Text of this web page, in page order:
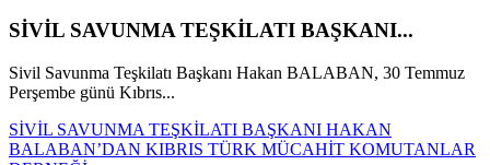
SİVİL SAVUNMA TEŞKİLATI BAŞKANI...
Sivil Savunma Teşkilatı Başkanı Hakan BALABAN, 30 Temmuz
Perşembe günü Kıbrıs...
SİVİL SAVUNMA TEŞKİLATI BAŞKANI HAKAN
BALABAN’DAN KIBRIS TÜRK MÜCAHİT KOMUTANLAR